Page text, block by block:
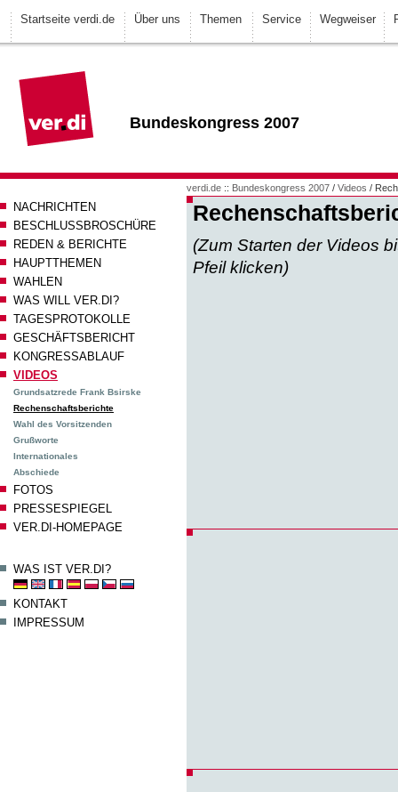
Startseite verdi.de Über uns Themen Service Wegweiser
Bundeskongress 2007
NACHRICHTEN
BESCHLUSSBROSCHÜRE
REDEN & BERICHTE
HAUPTTHEMEN
WAHLEN
WAS WILL VER.DI?
TAGESPROTOKOLLE
GESCHÄFTSBERICHT
KONGRESSABLAUF
VIDEOS
Grundsatzrede Frank Bsirske
Rechenschaftsberichte
Wahl des Vorsitzenden
Grußworte
Internationales
Abschiede
FOTOS
PRESSESPIEGEL
VER.DI-HOMEPAGE
WAS IST VER.DI?
KONTAKT
IMPRESSUM
verdi.de :: Bundeskongress 2007 /Videos /
(Zum Starten der Videos
Pfeil klicken)